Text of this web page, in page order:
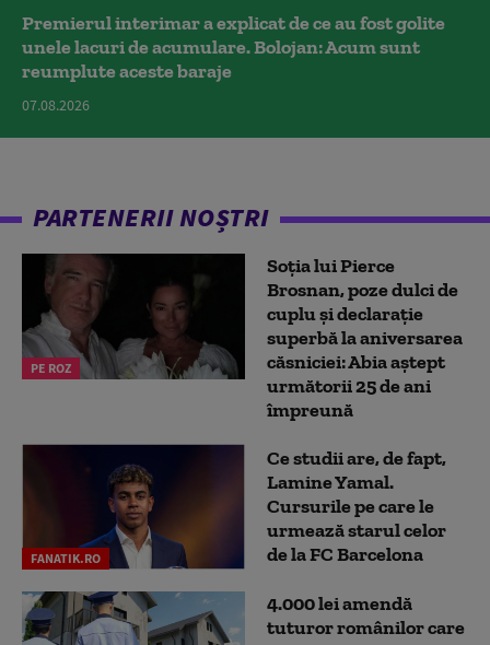
Premierul interimar a explicat de ce au fost golite
unele lacuri de acumulare. Bolojan: Acum sunt
reumplute aceste baraje
07.08.2026
PARTENERII NOȘTRI
PE ROZ
Soția lui Pierce
Brosnan, poze dulci de
cuplu și declarație
superbă la aniversarea
căsniciei: Abia aștept
următorii 25 de ani
împreună
FANATIK.RO
Ce studii are, de fapt,
Lamine Yamal.
Cursurile pe care le
urmează starul celor
de la FC Barcelona
4.000 lei amendă
tuturor românilor care